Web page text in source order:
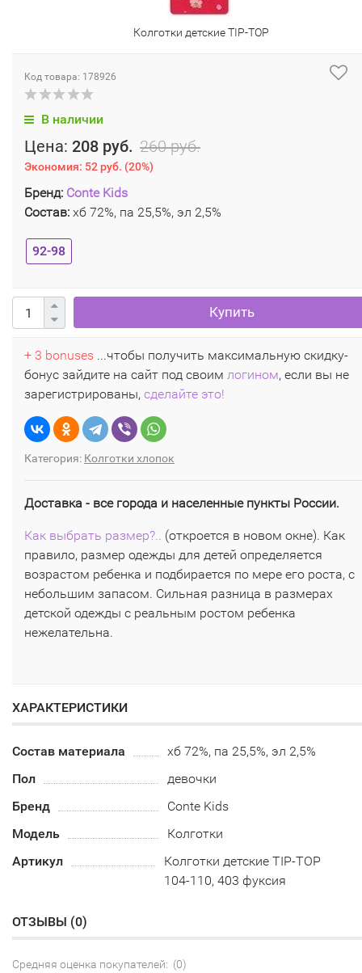
Колготки детские TIP-TOP
Код товара: 178926
В наличии
Цена: 208 руб. 260 руб.
Экономия: 52 руб. (20%)
Бренд: Conte Kids
Состав: хб 72%, па 25,5%, эл 2,5%
92-98
Купить
+ 3 bonuses ...чтобы получить максимальную скидку-
бонус зайдите на сайт под своим логином, если вы не
зарегистрированы, сделайте это!
Категория: Колготки хлопок
Доставка - все города и населенные пункты России.
Как выбрать размер?.. (откроется в новом окне). Как
правило, размер одежды для детей определяется
возрастом ребенка и подбирается по мере его роста, с
небольшим запасом. Сильная разница в размерах
детской одежды с реальным ростом ребенка
нежелательна.
ХАРАКТЕРИСТИКИ
Состав материала
хб 72%, па 25,5%, эл 2,5%
Пол
девочки
Бренд
Conte Kids
Модель
Колготки
Артикул
Колготки детские TIP-TOP
104-110, 403 фуксия
ОТЗЫВЫ (0)
Средняя оценка покупателей: (0)